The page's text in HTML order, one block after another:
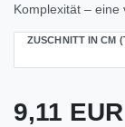
Komplexität – eine
ZUSCHNITT IN CM
9,11 EUR